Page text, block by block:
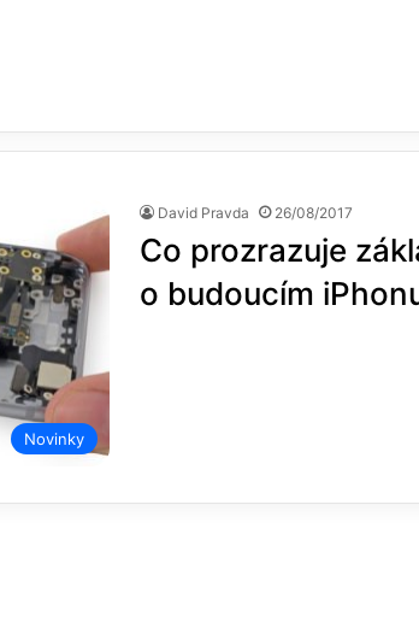
Novinky
David Pravda 26/08/2017
Co prozrazuje
o budoucím